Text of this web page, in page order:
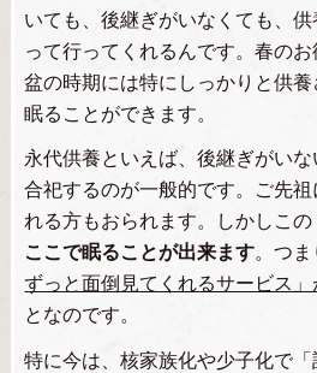
いても、後継ぎがいなくても、
って行ってくれるんです。春の
盆の時期には特にしっかりと供
眠ることができます。
永代供養といえば、後継ぎがい
合祀するのが一般的です。ご先
れる方もおられます。しかしこ
ここで眠ることが出来ます。つま
ずっと面倒見てくれるサービス」
となのです。
特に今は、核家族化や少子化で「